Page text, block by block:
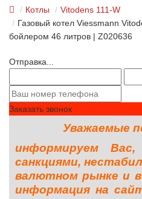
Котлы
Vitodens 111-W
Газовый котел Viessmann
бойлером 46 литров | Z020636
Отправка...
Заказать звонок
Уважаемые
информируем
санкциями,
валютном рынке и
информация на